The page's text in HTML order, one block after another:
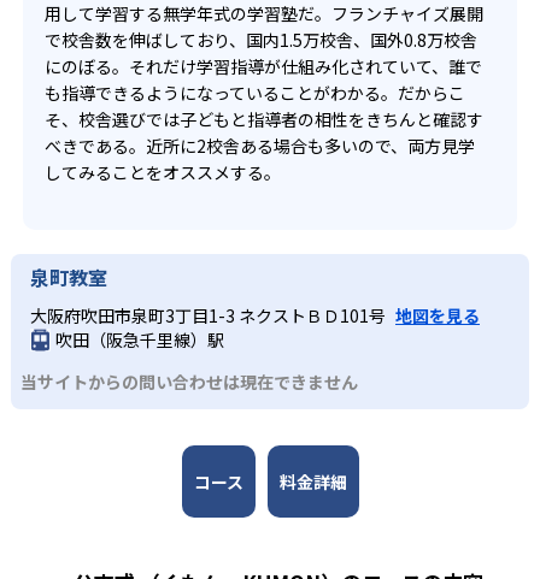
用して学習する無学年式の学習塾だ。フランチャイズ展開
で校舎数を伸ばしており、国内1.5万校舎、国外0.8万校舎
にのぼる。それだけ学習指導が仕組み化されていて、誰で
も指導できるようになっていることがわかる。だからこ
そ、校舎選びでは子どもと指導者の相性をきちんと確認す
べきである。近所に2校舎ある場合も多いので、両方見学
してみることをオススメする。
泉町教室
大阪府吹田市泉町3丁目1-3 ネクストＢＤ101号 地図を見る
吹田（阪急千里線）駅
当サイトからの問い合わせは現在できません
コース 料金詳細